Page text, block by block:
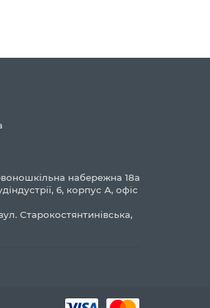
набережна 18а
6, корпус А, офіс
Старокостянтинівська,